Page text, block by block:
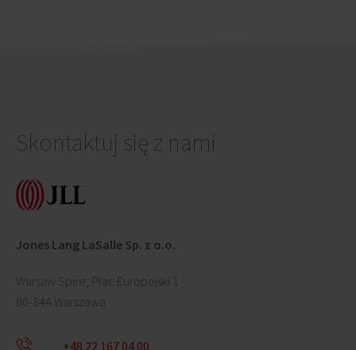
Skontaktuj się z nami
Jones Lang LaSalle Sp. z o.o.
Warsaw Spire, Plac Europejski 1
00-844 Warszawa
+48 22 167 04 00